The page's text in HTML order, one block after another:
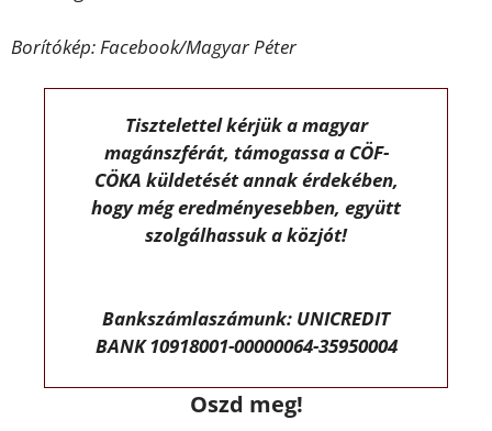
Borítókép: Facebook/Magyar Péter
Tisztelettel kérjük a magyar
magánszférát, támogassa a CÖF-
CÖKA küldetését annak érdekében,
hogy még eredményesebben, együtt
szolgálhassuk a közjót!
Bankszámlaszámunk: UNICREDIT
BANK 10918001-00000064-35950004
Oszd meg!